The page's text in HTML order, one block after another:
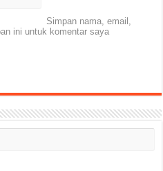
Simpan nama, email,
ini untuk komentar saya